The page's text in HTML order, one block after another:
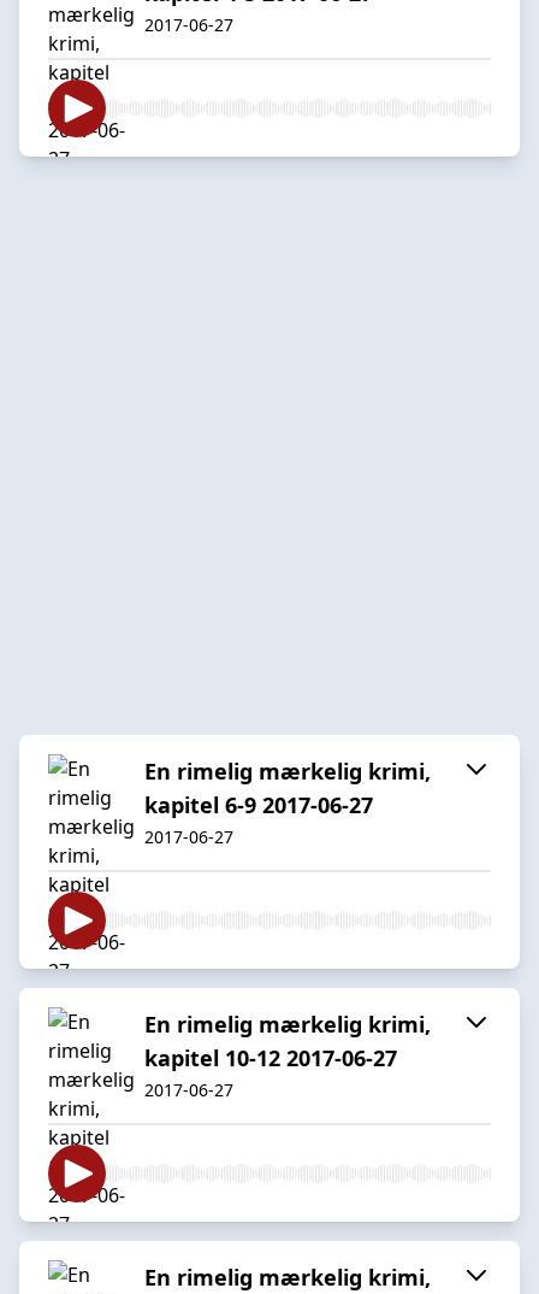
2017-06-27
En rimelig mærkelig krimi,
kapitel 6-9 2017-06-27
2017-06-27
En rimelig mærkelig krimi,
kapitel 10-12 2017-06-27
2017-06-27
En rimelig mærkelig krimi,